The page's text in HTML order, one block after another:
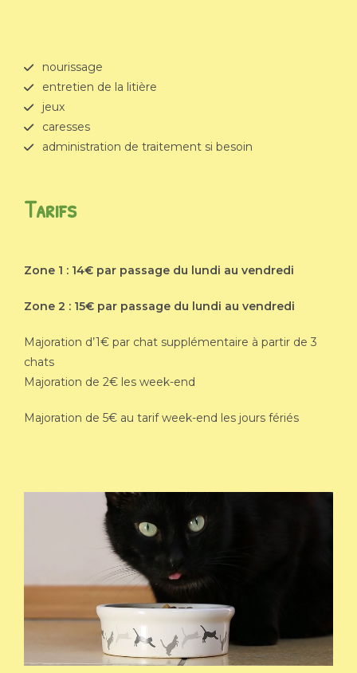
nourissage
entretien de la litière
jeux
caresses
administration de traitement si besoin
Tarifs
Zone 1 : 14€ par passage du lundi au vendredi
Zone 2 : 15€ par passage du lundi au vendredi
Majoration d’1€ par chat supplémentaire à partir de 3
chats
Majoration de 2€ les week-end
Majoration de 5€ au tarif week-end les jours fériés